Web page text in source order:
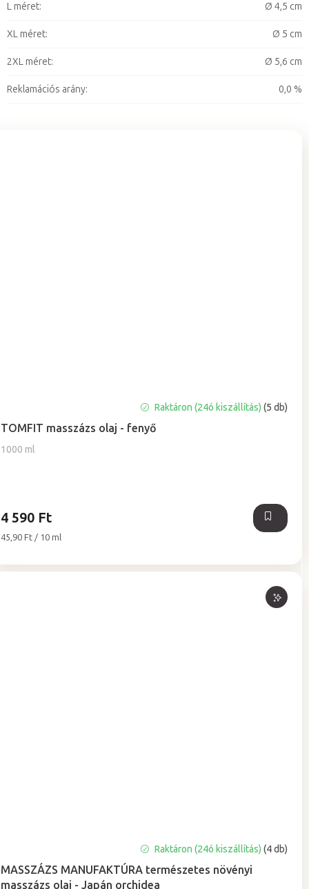
TOMFIT masszázs olaj - fenyő
1000 ml
átlagos
értékelése
Raktáron (24ó kiszállítás)(5 db)
4 590 Ft
Egységár:
45,90 Ft / 10 ml
MASSZÁZS MANUFAKTÚRA természetes növényi
masszázs olaj - Japán orchidea
átlagos
Raktáron (24ó kiszállítás)(4 db)
L méret: Ø 4,5 cm
XL méret: Ø 5 cm
2XL méret: Ø 5,6 cm
Reklamációs arány: 0,0 %